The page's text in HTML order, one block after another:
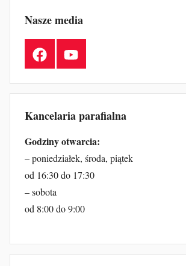
Nasze media
FacebookYouTube
Kancelaria parafialna
Godziny otwarcia:
– poniedziałek, środa, piątek
od 16:30 do 17:30
– sobota
od 8:00 do 9:00